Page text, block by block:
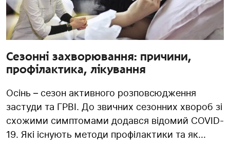
Сезонні захворювання: причини,
профілактика, лікування
Осінь – сезон активного розповсюдження
застуди та ГРВІ. До звичних сезонних хвороб зі
схожими симптомами додався відомий COVID-
19. Які існують методи профілактики та як...